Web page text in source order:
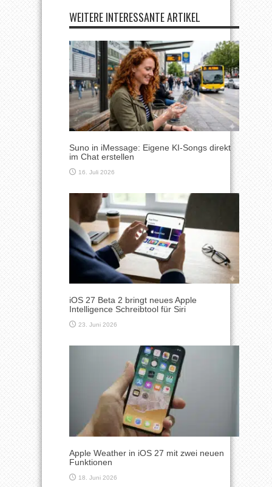
WEITERE INTERESSANTE ARTIKEL
Suno in iMessage: Eigene KI-Songs direkt
im Chat erstellen
16. Juli 2026
iOS 27 Beta 2 bringt neues Apple
Intelligence Schreibtool für Siri
23. Juni 2026
Apple Weather in iOS 27 mit zwei neuen
Funktionen
18. Juni 2026